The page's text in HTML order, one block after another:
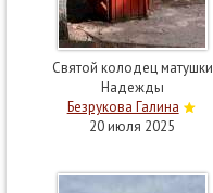
Святой колодец матушки
Надежды
Безрукова Галина
20 июля 2025